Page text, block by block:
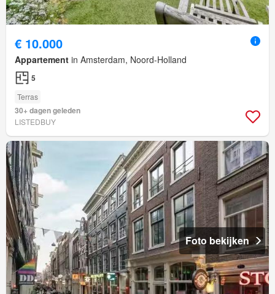
€ 10.000
Appartement in Amsterdam, Noord-Holland
5
Terras
30+ dagen geleden
LISTEDBUY
Foto bekijken